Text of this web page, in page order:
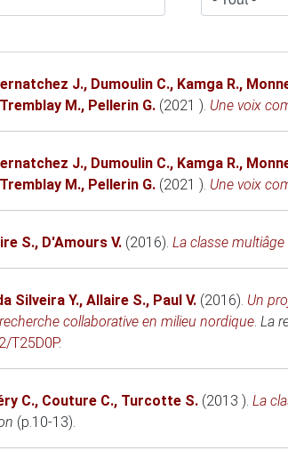
J., Dumoulin C., Kamga R.,
Tremblay M., Pellerin G. (2021 ). Une voix
J., Dumoulin C., Kamga R.,
Tremblay M., Pellerin G. (2021 ). Une voix
S., D'Amours V. (2016). La classe
Silveira Y., Allaire S., Paul V. (2016). Un
collaborative en milieu nordique. La
T25D0P.
C., Couture C., Turcotte S. (2013 ). La
(p.10-13).